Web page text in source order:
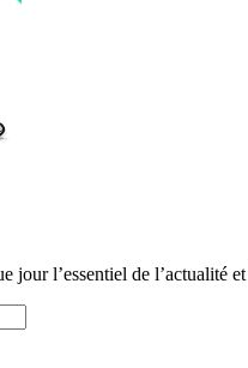
l’essentiel de l’actualité